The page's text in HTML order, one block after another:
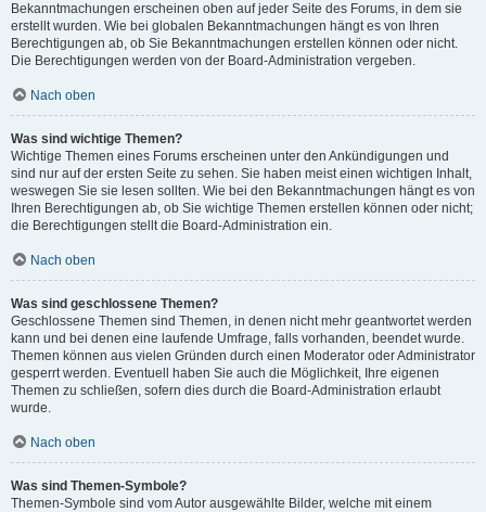
Bekanntmachungen erscheinen oben auf jeder Seite des Forums, in dem sie
erstellt wurden. Wie bei globalen Bekanntmachungen hängt es von Ihren
Berechtigungen ab, ob Sie Bekanntmachungen erstellen können oder nicht.
Die Berechtigungen werden von der Board-Administration vergeben.
Nach oben
Was sind wichtige Themen?
Wichtige Themen eines Forums erscheinen unter den Ankündigungen und
sind nur auf der ersten Seite zu sehen. Sie haben meist einen wichtigen Inhalt,
weswegen Sie sie lesen sollten. Wie bei den Bekanntmachungen hängt es von
Ihren Berechtigungen ab, ob Sie wichtige Themen erstellen können oder nicht;
die Berechtigungen stellt die Board-Administration ein.
Nach oben
Was sind geschlossene Themen?
Geschlossene Themen sind Themen, in denen nicht mehr geantwortet werden
kann und bei denen eine laufende Umfrage, falls vorhanden, beendet wurde.
Themen können aus vielen Gründen durch einen Moderator oder Administrator
gesperrt werden. Eventuell haben Sie auch die Möglichkeit, Ihre eigenen
Themen zu schließen, sofern dies durch die Board-Administration erlaubt
wurde.
Nach oben
Was sind Themen-Symbole?
Themen-Symbole sind vom Autor ausgewählte Bilder, welche mit einem